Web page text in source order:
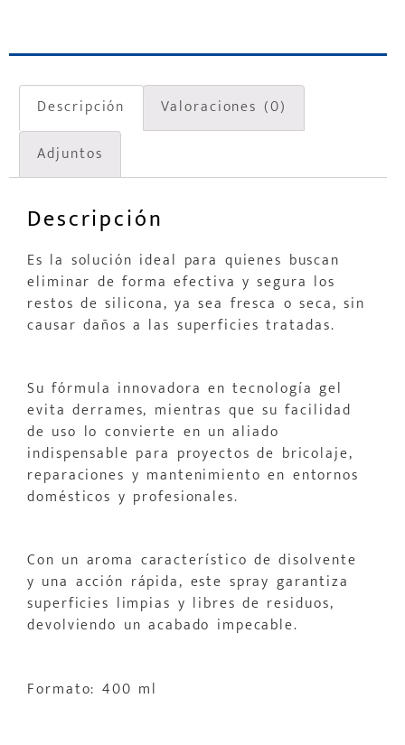
Descripción
Valoraciones (0)
Adjuntos
Descripción
Es la solución ideal para quienes buscan
eliminar de forma efectiva y segura los
restos de silicona, ya sea fresca o seca, sin
causar daños a las superficies tratadas.
Su fórmula innovadora en tecnología gel
evita derrames, mientras que su facilidad
de uso lo convierte en un aliado
indispensable para proyectos de bricolaje,
reparaciones y mantenimiento en entornos
domésticos y profesionales.
Con un aroma característico de disolvente
y una acción rápida, este spray garantiza
superficies limpias y libres de residuos,
devolviendo un acabado impecable.
Formato: 400 ml